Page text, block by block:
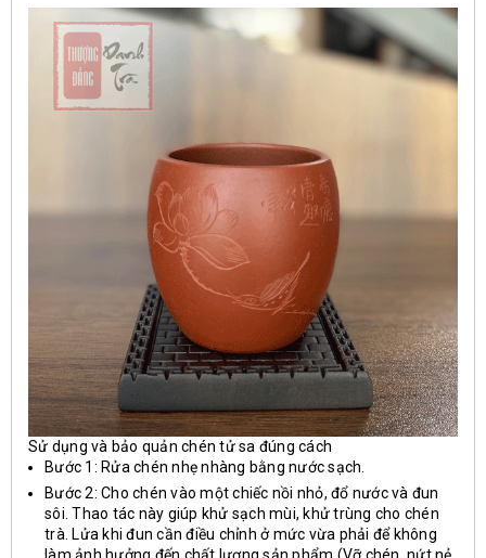
Sử dụng và bảo quản chén tử sa đúng cách
Bước 1: Rửa chén nhẹ nhàng bằng nước sạch.
Bước 2: Cho chén vào một chiếc nồi nhỏ, đổ nước và đun
sôi. Thao tác này giúp khử sạch mùi, khử trùng cho chén
trà. Lửa khi đun cần điều chỉnh ở mức vừa phải để không